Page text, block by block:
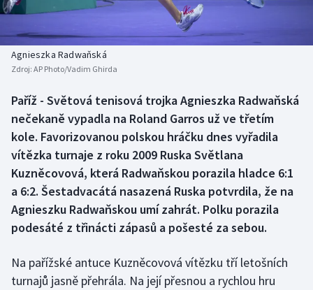
Baseball a softbal
Basketbal
Biatlon
Boby a skeleton
Box
Curling
Dostihy
Futsal
Soutěže
Historické návraty
Aplikace ČT sport
AZ kvíz
Agnieszka Radwaňská
Zdroj: AP Photo/Vadim Ghirda
Paříž - Světová tenisová trojka Agnieszka Radwaňská
nečekaně vypadla na Roland Garros už ve třetím
kole. Favorizovanou polskou hráčku dnes vyřadila
vítězka turnaje z roku 2009 Ruska Světlana
Kuzněcovová, která Radwaňskou porazila hladce 6:1
a 6:2. Šestadvacátá nasazená Ruska potvrdila, že na
Agnieszku Radwaňskou umí zahrát. Polku porazila
podesáté z třinácti zápasů a pošesté za sebou.
Na pařížské antuce Kuzněcovová vítězku tří letošních
turnajů jasně přehrála. Na její přesnou a rychlou hru